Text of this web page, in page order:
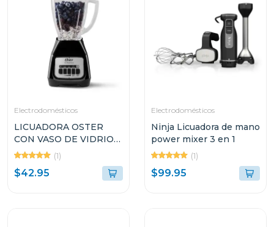
Electrodomésticos
LICUADORA OSTER
CON VASO DE VIDRIO
DE 1.5L Y 2
VELOCIDADES
BLSTKAGBPB
(1)
$42.95
Electrodomésticos
Ninja Licuadora de mano
power mixer 3 en 1
(1)
$99.95